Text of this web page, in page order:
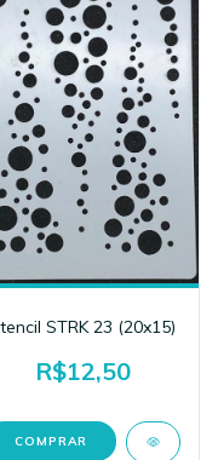
STRK 23 (20x15)
R$12,50